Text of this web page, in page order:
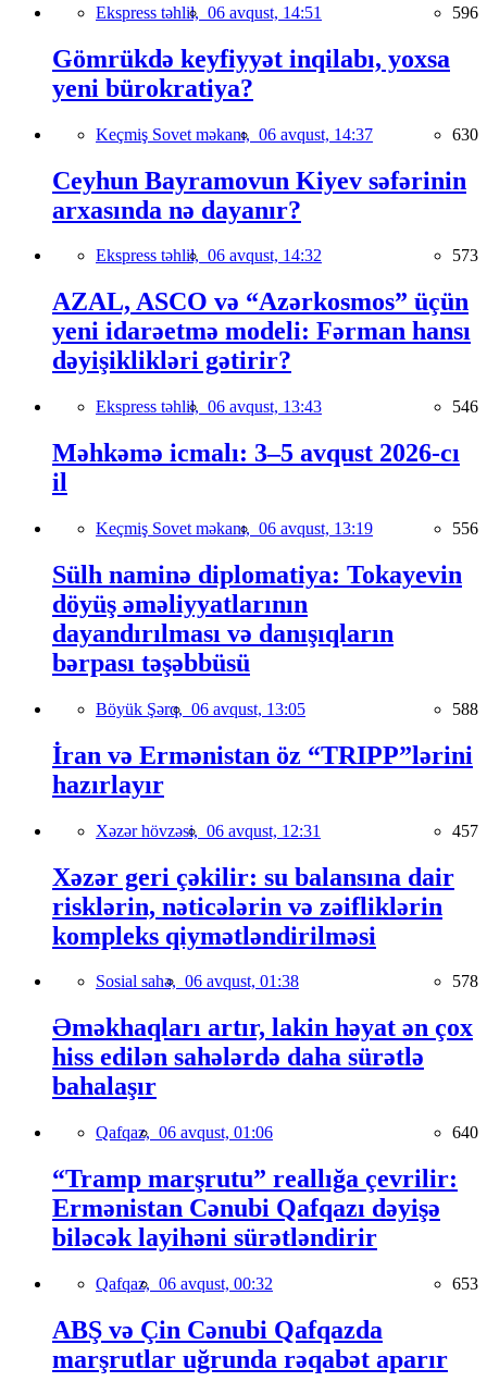
Ekspress təhlil, 06 avqust, 14:51 596
Gömrükdə keyfiyyət inqilabı, yoxsa
yeni bürokratiya?
Keçmiş Sovet məkanı, 06 avqust, 14:37 630
Ceyhun Bayramovun Kiyev səfərinin
arxasında nə dayanır?
Ekspress təhlil, 06 avqust, 14:32 573
AZAL, ASCO və “Azərkosmos” üçün
yeni idarəetmə modeli: Fərman hansı
dəyişiklikləri gətirir?
Ekspress təhlil, 06 avqust, 13:43 546
Məhkəmə icmalı: 3–5 avqust 2026-cı
il
Keçmiş Sovet məkanı, 06 avqust, 13:19 556
Sülh naminə diplomatiya: Tokayevin
döyüş əməliyyatlarının
dayandırılması və danışıqların
bərpası təşəbbüsü
Böyük Şərq, 06 avqust, 13:05 588
İran və Ermənistan öz “TRIPP”lərini
hazırlayır
Xəzər hövzəsi, 06 avqust, 12:31 457
Xəzər geri çəkilir: su balansına dair
risklərin, nəticələrin və zəifliklərin
kompleks qiymətləndirilməsi
Sosial sahə, 06 avqust, 01:38 578
Əməkhaqları artır, lakin həyat ən çox
hiss edilən sahələrdə daha sürətlə
bahalaşır
Qafqaz, 06 avqust, 01:06 640
“Tramp marşrutu” reallığa çevrilir:
Ermənistan Cənubi Qafqazı dəyişə
biləcək layihəni sürətləndirir
Qafqaz, 06 avqust, 00:32 653
ABŞ və Çin Cənubi Qafqazda
marşrutlar uğrunda rəqabət aparır